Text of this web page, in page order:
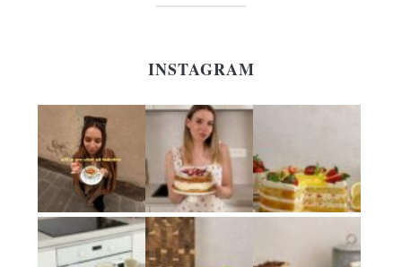
INSTAGRAM